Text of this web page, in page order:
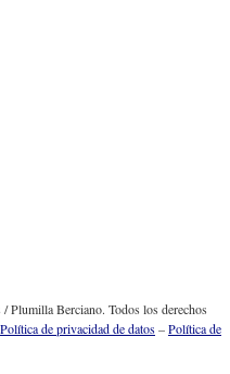
Plumilla Berciano. Todos los derechos
Política de privacidad de datos–Política de